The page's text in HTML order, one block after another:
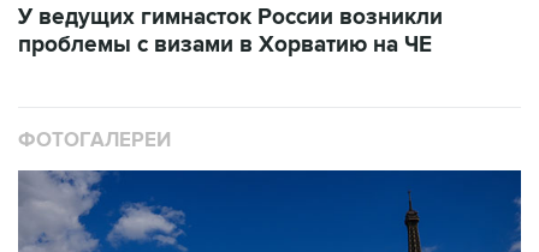
У ведущих гимнасток России возникли
проблемы с визами в Хорватию на ЧЕ
ФОТОГАЛЕРЕИ